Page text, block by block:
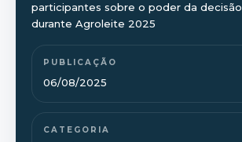
participantes sobre o poder da decisão
durante Agroleite 2025
PUBLICAÇÃO
06/08/2025
CATEGORIA